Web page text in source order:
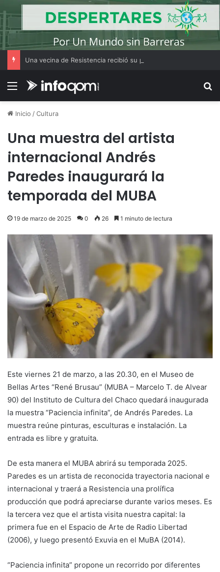
Menú
Inicio /Cultura
Una muestra del artista
internacional Andrés
Paredes inaugurará la
temporada del MUBA
19 de marzo de 2025 0 26 1 minuto de lectura
Este viernes 21 de marzo, a las 20.30, en el Museo de
Bellas Artes “René Brusau” (MUBA – Marcelo T. de Alvear
90) del Instituto de Cultura del Chaco quedará inaugurada
la muestra “Paciencia infinita”, de Andrés Paredes. La
muestra reúne pinturas, esculturas e instalación. La
entrada es libre y gratuita.
De esta manera el MUBA abrirá su temporada 2025.
Paredes es un artista de reconocida trayectoria nacional e
internacional y traerá a Resistencia una prolífica
producción que podrá apreciarse durante varios meses. Es
la tercera vez que el artista visita nuestra capital: la
primera fue en el Espacio de Arte de Radio Libertad
(2006), y luego presentó Exuvia en el MuBA (2014).
“Paciencia infinita” propone un recorrido por diferentes